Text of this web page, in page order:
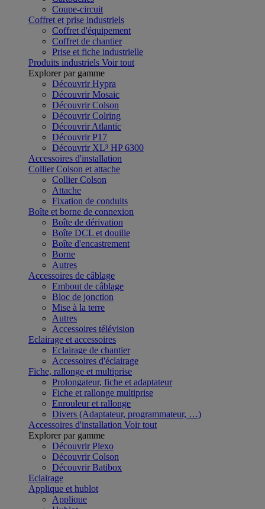
Coupe-circuit
Coffret et prise industriels
Coffret d'équipement
Coffret de chantier
Prise et fiche industrielle
Produits industriels Voir tout
Explorer par gamme
Découvrir Hypra
Découvrir Mosaic
Découvrir Colson
Découvrir Colring
Découvrir Atlantic
Découvrir P17
Découvrir XL³ HP 6300
Accessoires d'installation
Collier Colson et attache
Collier Colson
Attache
Fixation de conduits
Boîte et borne de connexion
Boîte de dérivation
Boîte DCL et douille
Boîte d'encastrement
Borne
Autres
Accessoires de câblage
Embout de câblage
Bloc de jonction
Mise à la terre
Autres
Accessoires télévision
Eclairage et accessoires
Eclairage de chantier
Accessoires d'éclairage
Fiche, rallonge et multiprise
Prolongateur, fiche et adaptateur
Fiche et rallonge multiprise
Enrouleur et rallonge
Divers (Adaptateur, programmateur, …)
Accessoires d'installation Voir tout
Explorer par gamme
Découvrir Plexo
Découvrir Colson
Découvrir Batibox
Eclairage
Applique et hublot
Applique